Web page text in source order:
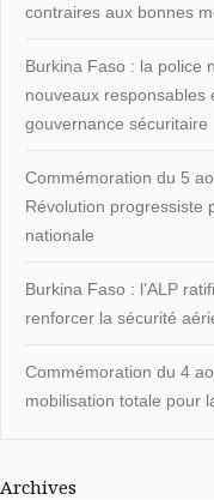
contraires aux bonnes
Burkina Faso : la police
nouveaux responsables
gouvernance sécuritaire
Commémoration du 5
Révolution progressiste
nationale
Burkina Faso : l’ALP
renforcer la sécurité
Commémoration du 4
mobilisation totale pour
Archives